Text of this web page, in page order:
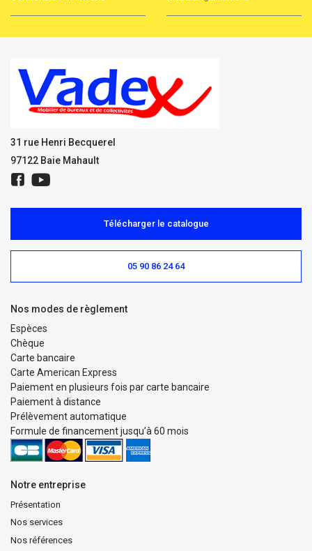
31 rue Henri Becquerel
97122 Baie Mahault
Notre entreprise
Présentation
Nos services
Nos références
Télécharger le catalogue
05 90 86 24 64
Nos modes de règlement
Espèces
Chèque
Carte bancaire
Carte American Express
Paiement en plusieurs fois par carte bancaire
Paiement à distance
Prélèvement automatique
Formule de financement jusqu’à 60 mois